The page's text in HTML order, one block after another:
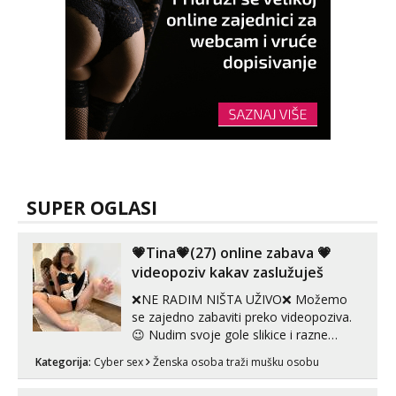
SUPER OGLASI
💗Tina💗(27) online zabava 💗
videopoziv kakav zaslužuješ
❌NE RADIM NIŠTA UŽIVO❌ Možemo
se zajedno zabaviti preko videopoziva.
😉 Nudim svoje gole slikice i razne
videouradke. 🤩 Za online zabavu pošalji
poruku na Whatsapp, Telegram ili Viber.
Kategorija: Cyber sex Ženska osoba traži mušku osobu